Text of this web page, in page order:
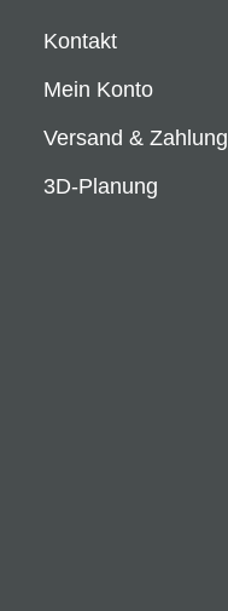
Kontakt
Mein Konto
Versand & Zahlung
3D-Planung